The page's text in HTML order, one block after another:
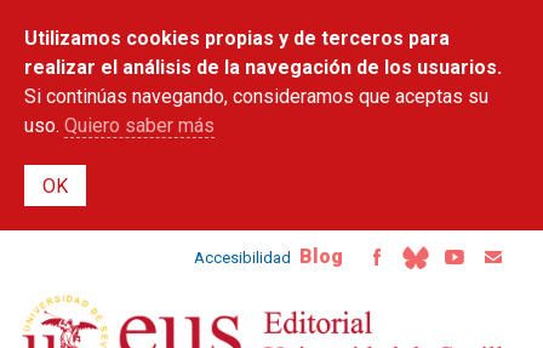
contenido
principal
Utilizamos cookies propias y de terceros para
realizar el análisis de la navegación de los usuarios.
Si continúas navegando, consideramos que aceptas su
uso. Quiero saber más
Accesibilidad Blog